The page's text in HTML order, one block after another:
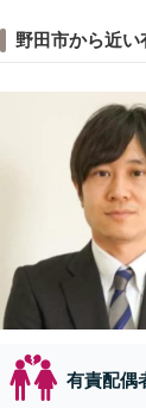
野田市から近
有責配偶